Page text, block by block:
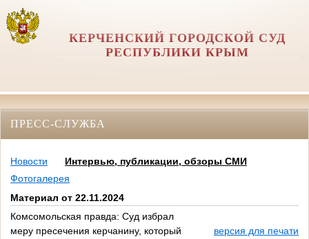
КЕРЧЕНСКИЙ ГОРОДСКОЙ СУД
РЕСПУБЛИКИ КРЫМ
ПРЕСС-СЛУЖБА
Новости
Интервью, публикации, обзоры СМИ
Фотогалерея
Материал от 22.11.2024
Комсомольская правда: Суд избрал
меру пресечения керчанину, который
версия для печати